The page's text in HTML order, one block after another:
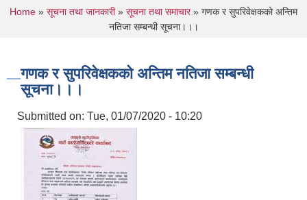
You are here
Home » सूचना तथा जानकारी» सूचना तथा समाचार» गणक र सुपरिवेक्षकको अन्तिम
नतिजा सम्बन्धी सूचना।।।
गणक र सुपरिवेक्षकको अन्तिम नतिजा सम्बन्धी
सूचना।।।
Submitted on: Tue, 01/07/2020 - 10:20